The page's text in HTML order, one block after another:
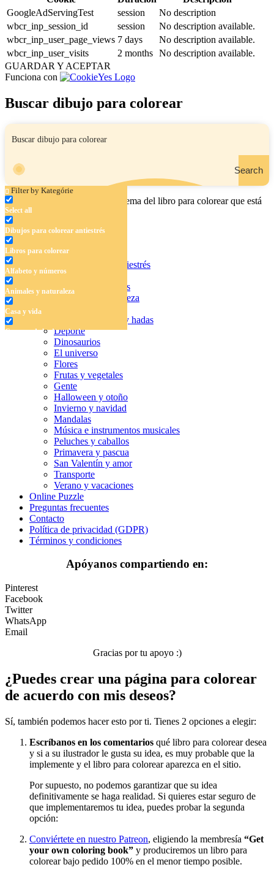
GoogleAdServingTest
session
No description
wbcr_inp_session_id
session
No description available.
wbcr_inp_user_page_views 7 days
No description available.
wbcr_inp_user_visits
2 months No description available.
GUARDAR Y ACEPTAR
Funciona con
Buscar dibujo para colorear
Search
Filter by Kategórie
Select all
Dibujos para colorear antiestrés
Libros para colorear
Alfabeto y números
Animales y naturaleza
Casa y vida
Cuentos de hadas y hadas
Frutas y vegetales
Halloween y otoño
Invierno y navidad
Mandalas
Música e instrumentos musicales
San Valentín y amor
Transporte
Verano y vacaciones
Libros para colorear para niños
Nezaradené
Sin categorizar
Ingrese el nombre, el área o el tema del libro para colorear que está
buscando.
Dibujos para colorear antiestrés
Libros para colorear
Alfabeto y números
Animales y naturaleza
Cuentos de hadas y hadas
Deporte
Dinosaurios
El universo
Flores
Frutas y vegetales
Gente
Halloween y otoño
Invierno y navidad
Mandalas
Música e instrumentos musicales
Peluches y caballos
Primavera y pascua
San Valentín y amor
Transporte
Verano y vacaciones
Online Puzzle
Preguntas frecuentes
Contacto
Política de privacidad (GDPR)
Términos y condiciones
Apóyanos compartiendo en:
Pinterest
Facebook
Twitter
WhatsApp
Email
Gracias por tu apoyo :)
¿Puedes crear una página para colorear
de acuerdo con mis deseos?
Sí, también podemos hacer esto por ti. Tienes 2 opciones a elegir:
Escríbanos en los comentarios qué libro para colorear desea
y si a su ilustrador le gusta su idea, es muy probable que la
implemente y el libro para colorear aparezca en el sitio.
Por supuesto, no podemos garantizar que su idea
definitivamente se haga realidad. Si quieres estar seguro de
que implementaremos tu idea, puedes probar la segunda
opción:
Conviértete en nuestro Patreon, eligiendo la membresía “Get
your own coloring book” y produciremos un libro para
colorear bajo pedido 100% en el menor tiempo posible.